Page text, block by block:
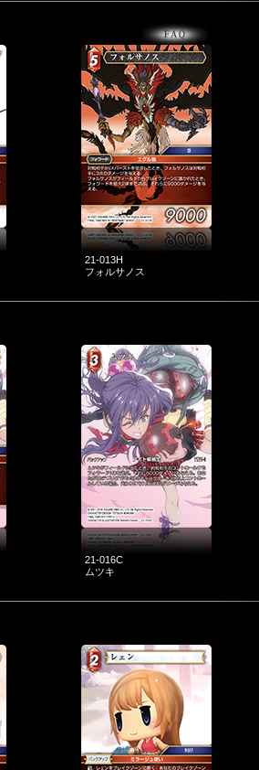
21-013H
フォルサノス
21-016C
ムツキ